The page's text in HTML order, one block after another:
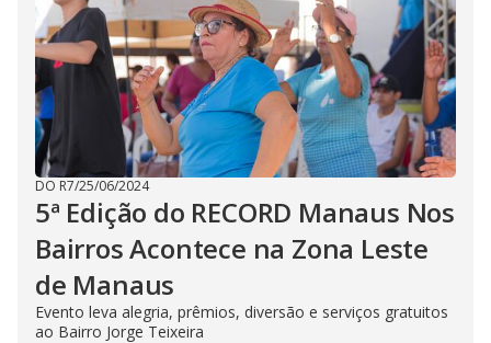
DO R7/25/06/2024
5ª Edição do RECORD Manaus Nos
Bairros Acontece na Zona Leste
de Manaus
Evento leva alegria, prêmios, diversão e serviços gratuitos
ao Bairro Jorge Teixeira